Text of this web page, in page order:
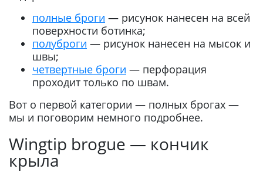
полные броги — рисунок нанесен на всей
поверхности ботинка;
полуброги — рисунок нанесен на мысок и
швы;
четвертные броги — перфорация
проходит только по швам.
Вот о первой категории — полных брогах —
мы и поговорим немного подробнее.
Wingtip brogue — кончик
крыла